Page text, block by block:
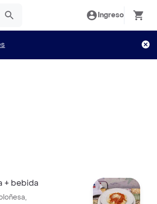
Ingreso
+ bebida